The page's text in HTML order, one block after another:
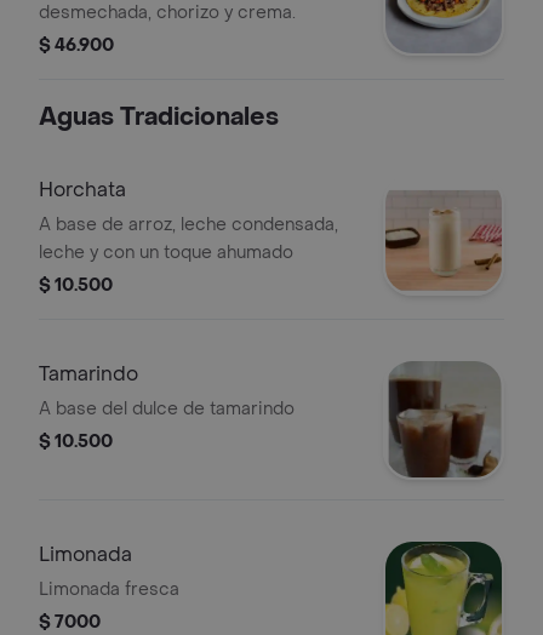
desmechada, chorizo y crema.
$ 46.900
Aguas Tradicionales
Horchata
A base de arroz, leche condensada,
leche y con un toque ahumado
$ 10.500
Tamarindo
A base del dulce de tamarindo
$ 10.500
Limonada
Limonada fresca
$ 7000